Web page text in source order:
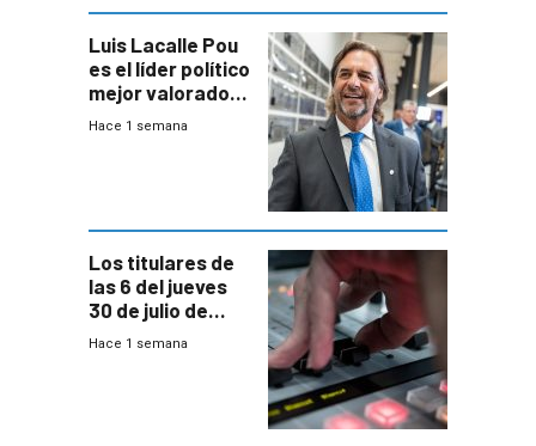
Luis Lacalle Pou
es el líder político
mejor valorado
del país, según
Hace 1 semana
Los titulares de
las 6 del jueves
30 de julio de
2026
Hace 1 semana